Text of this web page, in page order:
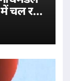
चल रही